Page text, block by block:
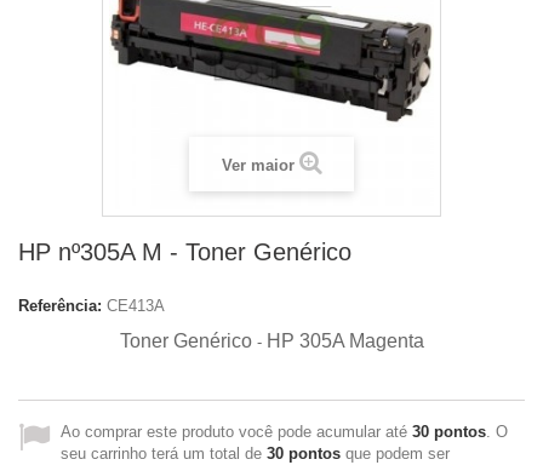
Ver maior
HP nº305A M - Toner Genérico
Referência: CE413A
Toner Genérico- HP 305A Magenta
Ao comprar este produto você pode acumular até 30 pontos. O
seu carrinho terá um total de 30 pontos que podem ser